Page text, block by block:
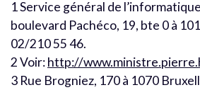
1 Service général de
boulevard Pachéco, 19, bte 0 à
02/210 55 46.
2 Voir:http://
3 Rue Brogniez, 170 à 1070